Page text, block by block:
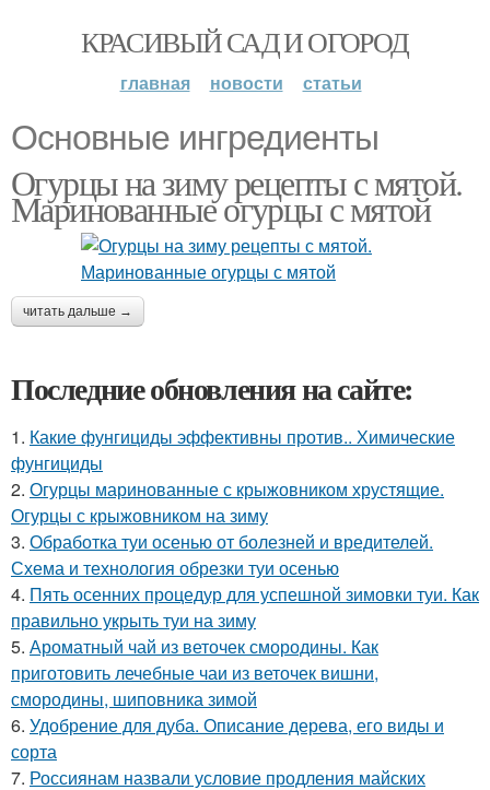
КРАСИВЫЙ САД И ОГОРОД
главная новости статьи
Основные ингредиенты
Огурцы на зиму рецепты с мятой.
Маринованные огурцы с мятой
читать дальше →
Последние обновления на сайте:
1. Какие фунгициды эффективны против.. Химические
фунгициды
2. Огурцы маринованные с крыжовником хрустящие.
Огурцы с крыжовником на зиму
3. Обработка туи осенью от болезней и вредителей.
Схема и технология обрезки туи осенью
4. Пять осенних процедур для успешной зимовки туи. Как
правильно укрыть туи на зиму
5. Ароматный чай из веточек смородины. Как
приготовить лечебные чаи из веточек вишни,
смородины, шиповника зимой
6. Удобрение для дуба. Описание дерева, его виды и
сорта
7. Россиянам назвали условие продления майских